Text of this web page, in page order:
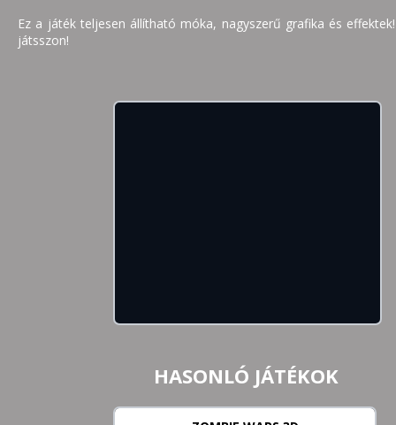
Ez a játék teljesen állítható móka, nagyszerű grafika és
játsszon!
HASONLÓ JÁTÉKOK